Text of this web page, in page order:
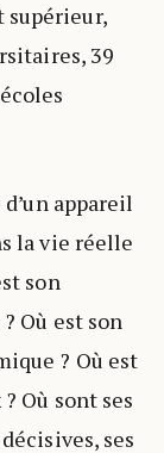
supérieur,
39
appareil
la vie réelle
son
Où est son
? Où est
Où sont ses
ses